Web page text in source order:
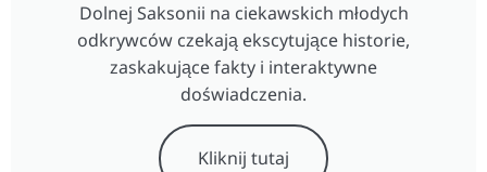
Dolnej Saksonii na ciekawskich młodych
odkrywców czekają ekscytujące historie,
zaskakujące fakty i interaktywne
doświadczenia.
Kliknij tutaj